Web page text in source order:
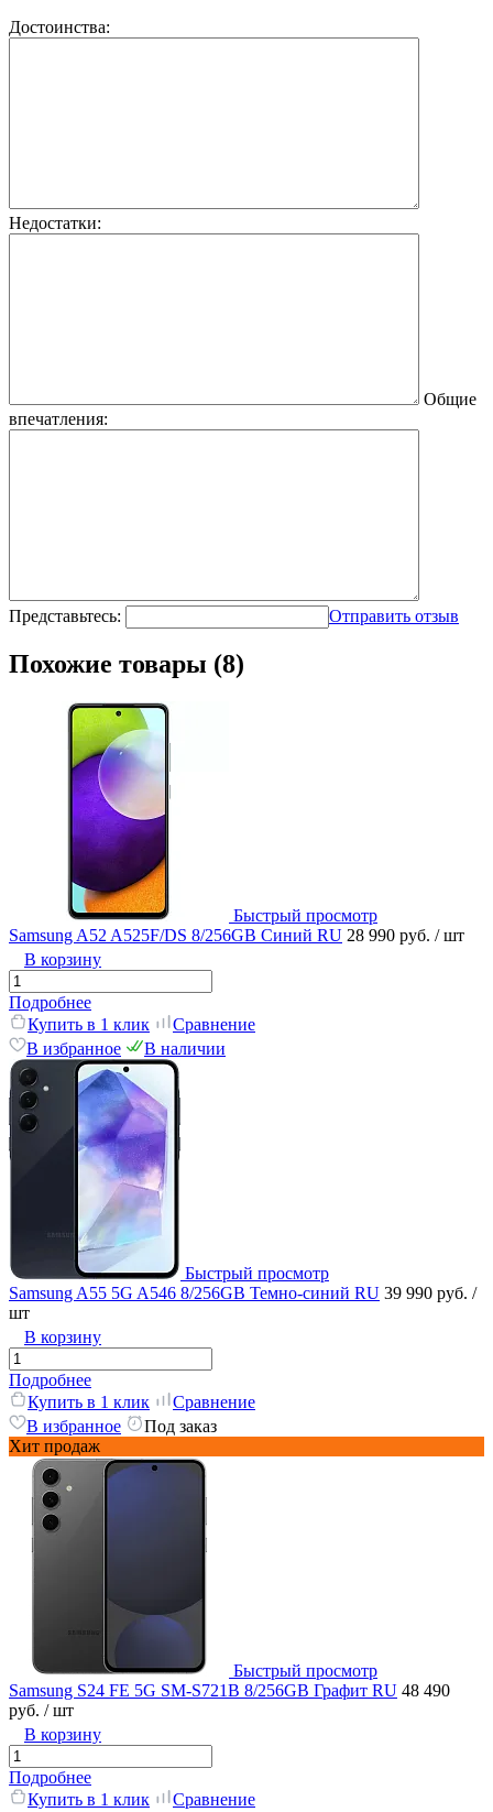
Достоинства:
Недостатки:
Общие
впечатления:
Представьтесь: Отправить отзыв
Похожие товары (8)
Быстрый просмотр
Samsung A52 A525F/DS 8/256GB Синий RU 28 990 руб. / шт
В корзину
Подробнее
Купить в 1 клик
Сравнение
В избранное
В наличии
Быстрый просмотр
Samsung A55 5G A546 8/256GB Темно-синий RU 39 990 руб. /
шт
В корзину
Подробнее
Купить в 1 клик
Сравнение
В избранное
Под заказ
Хит продаж
Быстрый просмотр
Samsung S24 FE 5G SM-S721B 8/256GB Графит RU 48 490
руб. / шт
В корзину
Подробнее
Купить в 1 клик
Сравнение